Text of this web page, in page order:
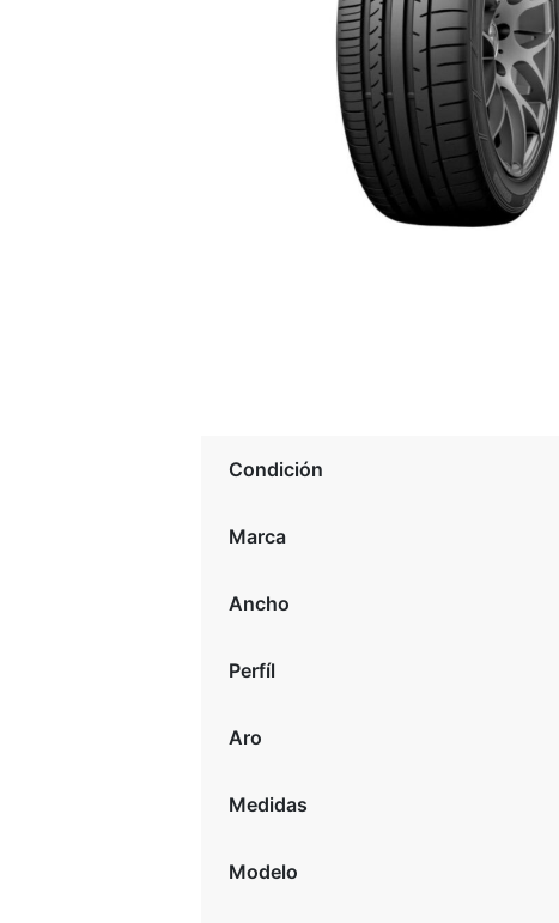
Condición
Marca
Ancho
Perfíl
Aro
Medidas
Modelo